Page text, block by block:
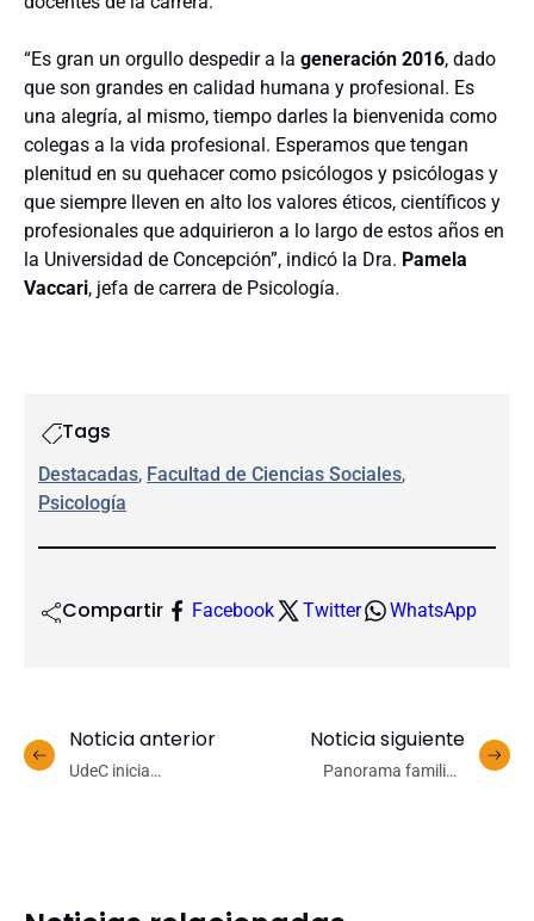
“Es gran un orgullo despedir a la generación 2016, dado
que son grandes en calidad humana y profesional. Es
una alegría, al mismo, tiempo darles la bienvenida como
colegas a la vida profesional. Esperamos que tengan
plenitud en su quehacer como psicólogos y psicólogas y
que siempre lleven en alto los valores éticos, científicos y
profesionales que adquirieron a lo largo de estos años en
la Universidad de Concepción”, indicó la Dra. Pamela
Vaccari, jefa de carrera de Psicología.
Tags
Destacadas, Facultad de Ciencias Sociales
Psicología
Compartir Facebook Twitter WhatsApp
Noticia anterior
UdeC inicia
Noticia siguiente
Panorama familiar: